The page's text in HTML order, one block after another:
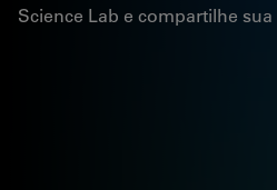
Science Lab e compartilhe